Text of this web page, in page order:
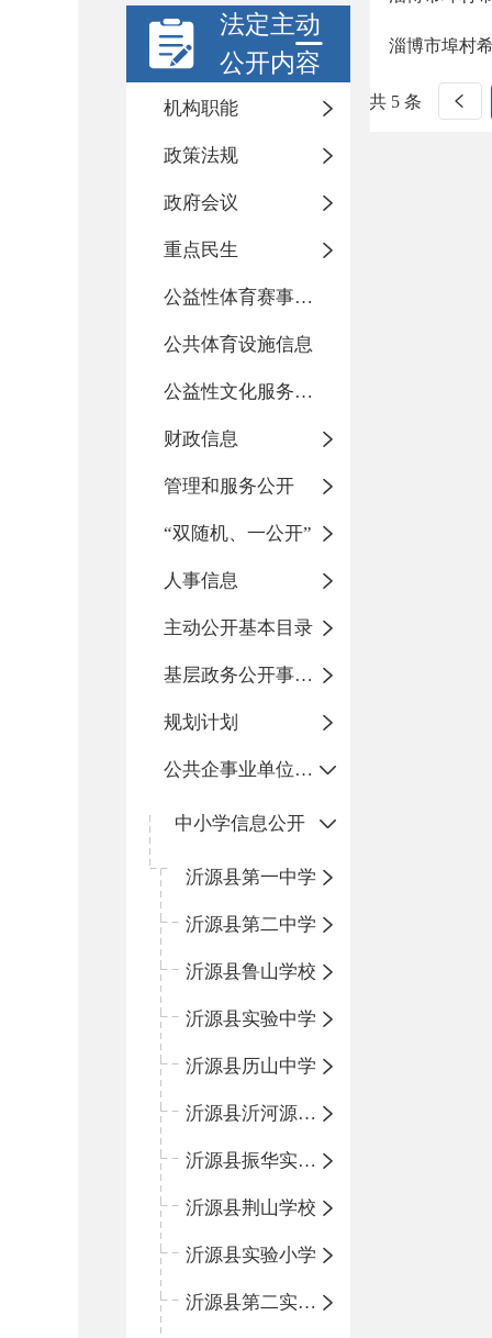
法定主动
公开内容
机构职能
政策法规
政府会议
重点民生
公益性体育赛事活动
公共体育设施信息
公益性文化服务活动
财政信息
管理和服务公开
“双随机、一公开”
人事信息
主动公开基本目录
基层政务公开事项标准目录
规划计划
公共企事业单位信息公开
中小学信息公开
沂源县第一中学
沂源县第二中学
沂源县鲁山学校
沂源县实验中学
沂源县历山中学
沂源县沂河源学校
沂源县振华实验学校
沂源县荆山学校
沂源县实验小学
沂源县第二实验小学
淄博市埠村
共 5 条